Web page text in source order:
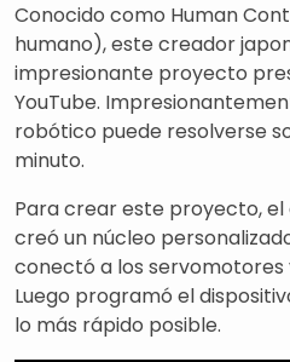
Conocido como Human
humano), este creador
impresionante proyecto
YouTube.
robótico puede resolverse
minuto.
Para crear este proyecto,
creó un núcleo
conectó a los servomotores
Luego programó el
lo más rápido posible.